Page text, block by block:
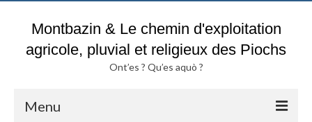
Montbazin & Le chemin d'exploitation
agricole, pluvial et religieux des Piochs
Ont’es ? Qu’es aquò ?
Menu